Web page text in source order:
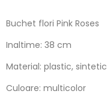
Buchet flori Pink Roses
Inaltime: 38 cm
Material: plastic, sintetic
Culoare: multicolor